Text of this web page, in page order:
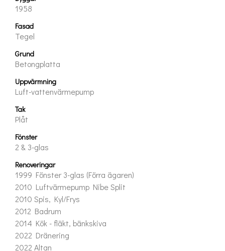
1958
Fasad
Tegel
Grund
Betongplatta
Uppvärmning
Luft-vattenvärmepump
Tak
Plåt
Fönster
2 & 3-glas
Renoveringar
1999 Fönster 3-glas (Förra ägaren)
2010 Luftvärmepump Nibe Split
2010 Spis, Kyl/Frys
2012 Badrum
2014 Kök - fläkt, bänkskiva
2022 Dränering
2022 Altan